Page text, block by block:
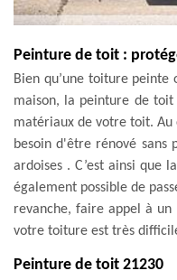
Peinture de toit :
Bien qu’une toiture
maison, la peinture de
matériaux de votre toit.
besoin d'être rénové sans
ardoises . C’est ainsi que
également possible de
revanche, faire appel à un
votre toiture est très
Peinture de toit 21230